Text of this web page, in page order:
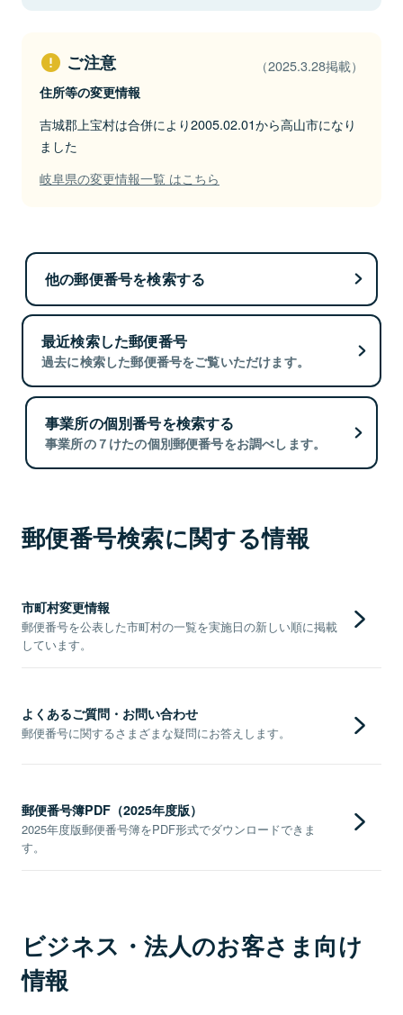
ご注意 （2025.3.28掲載）
住所等の変更情報
吉城郡上宝村は合併により2005.02.01から高山市になり
ました
岐阜県の変更情報一覧 はこちら
他の郵便番号を検索する
最近検索した郵便番号
過去に検索した郵便番号をご覧いただけます。
事業所の個別番号を検索する
事業所の７けたの個別郵便番号をお調べします。
郵便番号検索に関する情報
市町村変更情報
郵便番号を公表した市町村の一覧を実施日の新しい順に掲載
しています。
よくあるご質問・お問い合わせ
郵便番号に関するさまざまな疑問にお答えします。
郵便番号簿PDF（2025年度版）
2025年度版郵便番号簿をPDF形式でダウンロードできま
す。
ビジネス・法人のお客さま向け
情報